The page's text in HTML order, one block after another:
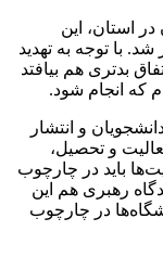
در استان، این
با توجه به تهدید
بدتری هم بیافتد
که انجام شود.
و انتشار
و تحصیل،
باید در چارچوب
رهبری هم این
در چارچوب